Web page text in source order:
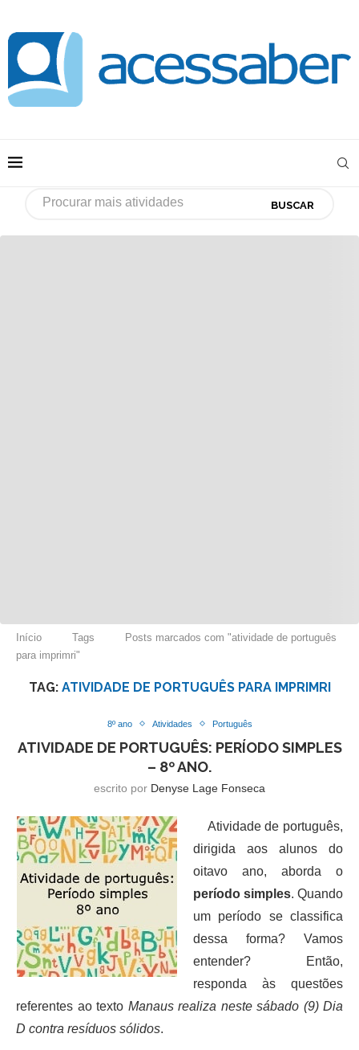
BUSCAR
Início Tags
Posts marcados com "atividade de português
para imprimri"
TAG: ATIVIDADE DE PORTUGUÊS PARA IMPRIMRI
8º ano Atividades Português
ATIVIDADE DE PORTUGUÊS: PERÍODO SIMPLES
– 8º ANO.
escrito por Denyse Lage Fonseca
Atividade de português,
dirigida aos alunos do
oitavo ano, aborda o
período simples. Quando
um período se classifica
dessa forma? Vamos
entender? Então,
responda às questões
referentes ao texto Manaus realiza neste sábado (9) Dia
D contra resíduos sólidos.